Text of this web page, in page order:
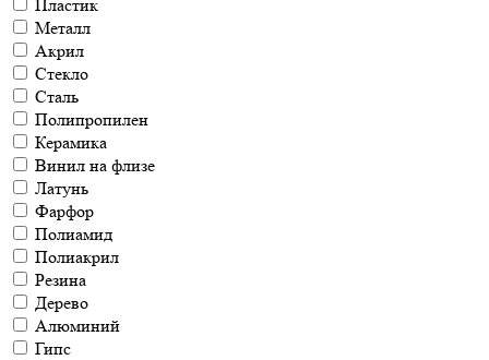
Пластик
Металл
Акрил
Стекло
Сталь
Полипропилен
Керамика
Винил на флизе
Латунь
Фарфор
Полиамид
Полиакрил
Резина
Дерево
Алюминий
Гипс